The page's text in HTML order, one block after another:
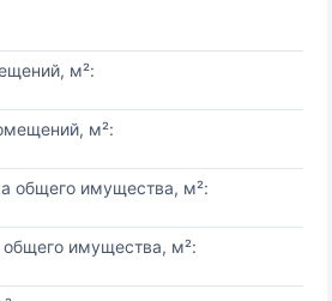
м²:
м²:
общего имущества, м²:
имущества, м²: